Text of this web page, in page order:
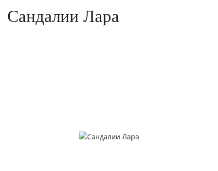
Сандалии Лара